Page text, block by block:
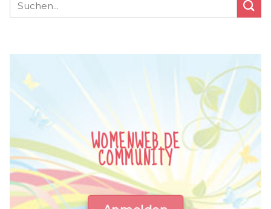
WOMENWEB.DE
COMMUNITY